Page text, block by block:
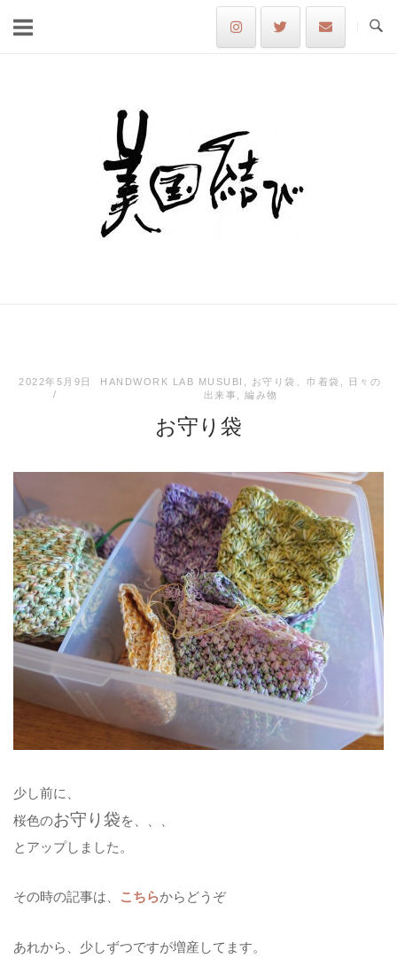
Home
2022年5月9日 HANDWORK LAB MUSUBI お守り袋、巾着袋
日々の
出来事
,編み物
お守り袋
少し前に、
桜色のお守り袋を、、、
とアップしました。
その時の記事は、 こちらからどうぞ
あれから、少しずつですが増産してます。